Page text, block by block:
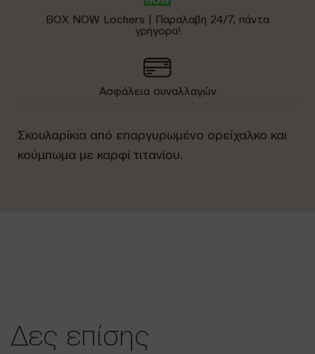
BOX NOW Lockers | Παραλαβή 24/7, πάντα
γρήγορα!
Ασφάλεια συναλλαγών
Σκουλαρίκια από επαργυρωμένο ορείχαλκο και
κούμπωμα με καρφί τιτανίου.
Δες επίσης